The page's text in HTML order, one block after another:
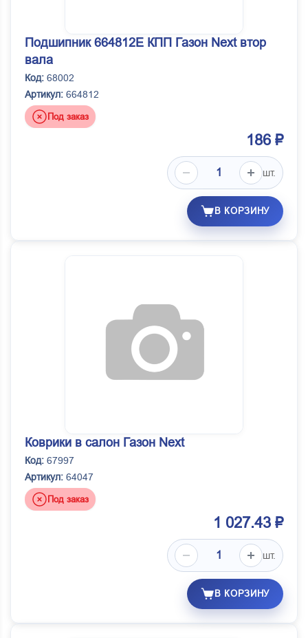
Подшипник 664812Е КПП Газон Next втор
вала
Код: 68002
Артикул: 664812
Под заказ
186 ₽
шт.
В КОРЗИНУ
Коврики в салон Газон Next
Код: 67997
Артикул: 64047
Под заказ
1 027.43 ₽
шт.
В КОРЗИНУ